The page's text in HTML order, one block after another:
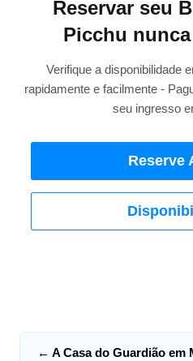
Reservar seu
Picchu
Verifique a disponibilidade
rapidamente e facilmente -
seu ingresso
Reserve
← A Casa do Guardião em